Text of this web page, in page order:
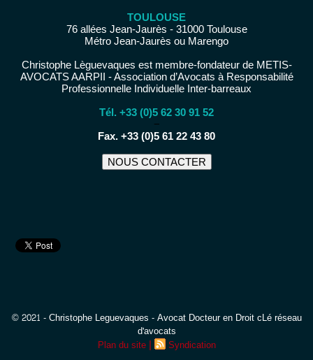
TOULOUSE
76 allées Jean-Jaurès - 31000 Toulouse
Métro Jean-Jaurès ou Marengo
Christophe Lèguevaques est membre-fondateur de METIS-
AVOCATS AARPII - Association d’Avocats à Responsabilité
Professionnelle Individuelle Inter-barreaux
Tél. +33 (0)5 62 30 91 52
−
Fax. +33 (0)5 61 22 43 80
NOUS CONTACTER
© 2021 - Christophe Leguevaques - Avocat Docteur en Droit cLé réseau
d'avocats
Plan du site | Syndication